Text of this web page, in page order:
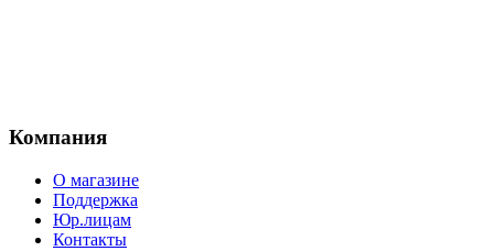
Компания
О магазине
Поддержка
Юр.лицам
Контакты